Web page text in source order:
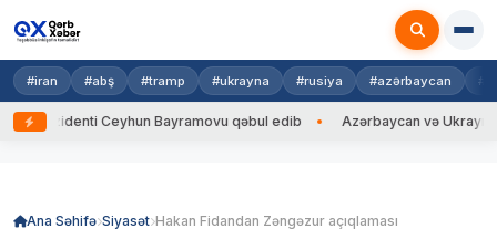
#iran #abş #tramp #ukrayna #rusiya #azərbaycan
Ceyhun Bayramovu qəbul edib Azərbaycan və Ukrayna XİN
Ana Səhifə Siyasət Hakan Fidandan Zəngəzur açıqlaması